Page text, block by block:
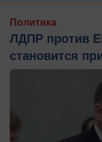
Политика
ЛДПР против
становится